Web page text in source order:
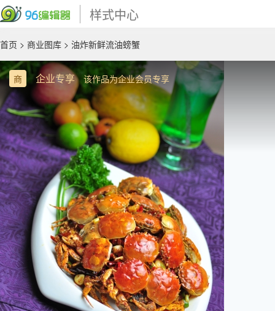
样式中心
首页 > 商业图库 > 油炸新鲜流油螃蟹
商 企业专享 该作品为企业会员专享